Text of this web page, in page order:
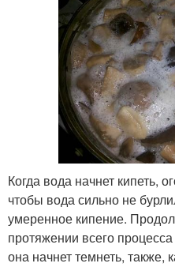
Когда вода начнет кипеть,
чтобы вода сильно не
умеренное кипение.
протяжении всего
она начнет темнеть, также,